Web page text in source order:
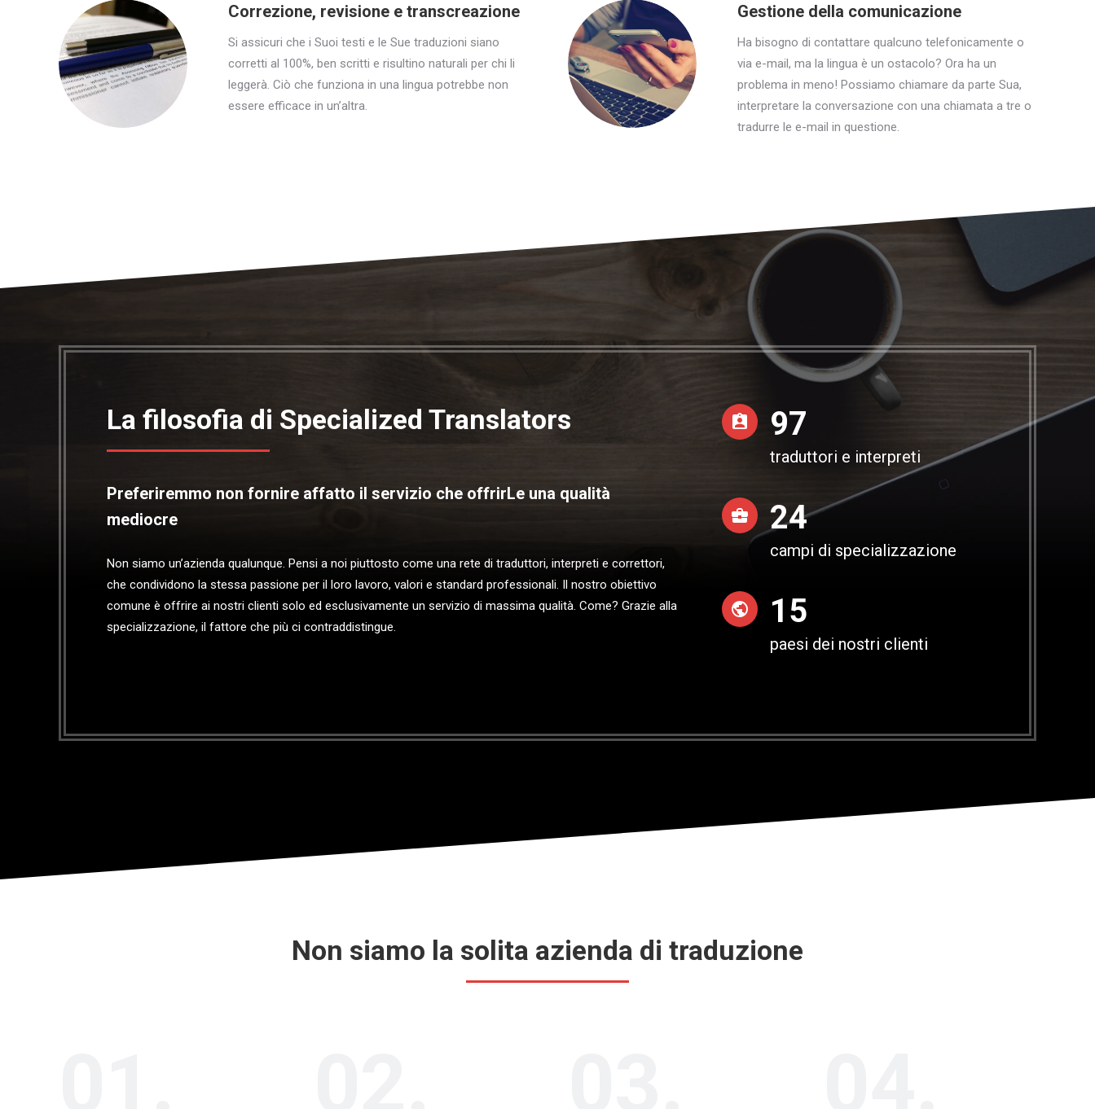
Correzione, revisione e transcreazione
Si assicuri che i Suoi testi e le Sue traduzioni siano
corretti al 100%, ben scritti e risultino naturali per chi li
leggerà. Ciò che funziona in una lingua potrebbe non
essere efficace in un’altra.
Gestione della comunicazione
Ha bisogno di contattare qualcuno telefonicamente o
via e-mail, ma la lingua è un ostacolo? Ora ha un
problema in meno! Possiamo chiamare da parte Sua,
interpretare la conversazione con una chiamata a tre o
tradurre le e-mail in questione.
La filosofia di Specialized Translators
Preferiremmo non fornire affatto il servizio che offrirLe una qualità
mediocre
Non siamo un’azienda qualunque. Pensi a noi piuttosto come una rete di traduttori, interpreti e correttori,
che condividono la stessa passione per il loro lavoro, valori e standard professionali. Il nostro obiettivo
comune è offrire ai nostri clienti solo ed esclusivamente un servizio di massima qualità. Come? Grazie alla
specializzazione, il fattore che più ci contraddistingue.
100
traduttori e interpreti
25
campi di specializzazione
15
paesi dei nostri clienti
Non siamo la solita azienda di traduzione